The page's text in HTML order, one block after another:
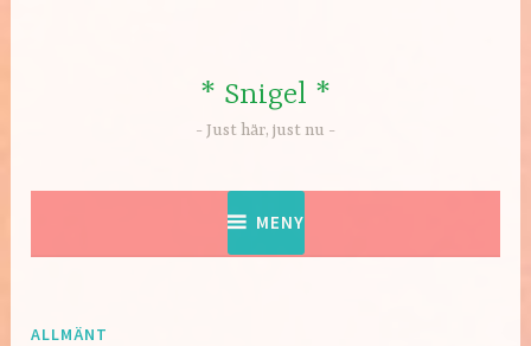
* Snigel *
Just här, just nu
MENY
ALLMÄNT